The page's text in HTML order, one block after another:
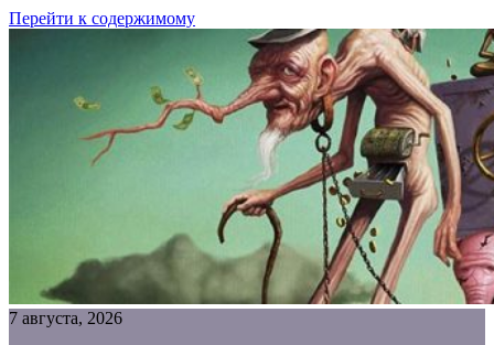
Перейти к содержимому
7 августа, 2026